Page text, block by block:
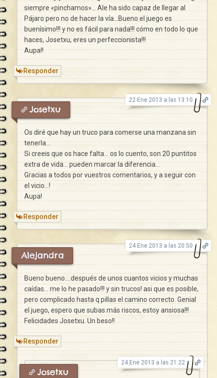
siempre «pinchamos»… Ale ha sido capaz de llegar al
Pájaro pero no de hacer la vía…Bueno el juego es
buenísimo!!! y no es fácil para nada!!! cómo en todo lo que
haces, Josetxu, eres un perfeccionista!!!
Aupa!!
Responder
Josetxu
22 Ene 2013 a las 13:10
Os diré que hay un truco para comerse una manzana sin
tenerla…
Si creeis que os hace falta… os lo cuento, son 20 puntitos
extra de vida… pueden marcar la diferencia…
Gracias a todos por vuestros comentarios, y a seguir con
el vicio…!
Aupa!
Responder
Alejandra
24 Ene 2013 a las 20:50
Bueno bueno….después de unos cuantos vicios y muchas
caídas… me lo he pasado!!! y sin trucos! asi que es posible,
pero complicado hasta q pillas el camino correcto. Genial
el juego, espero que subas más riscos, estoy ansiosa!!!
Felicidades Josetxu. Un beso!!
Responder
Josetxu
24 Ene 2013 a las 21:22